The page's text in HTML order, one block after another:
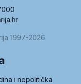
1997-2026
i nepolitička